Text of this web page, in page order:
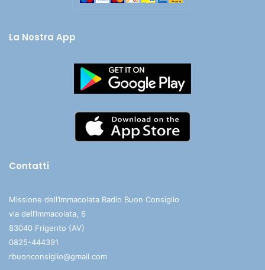
La Nostra App
Contatti
Missione dell’Immacolata Radio Buon Consiglio
via dell’Immacolata, 6
83040 Frigento (AV)
0825-444391
rbuonconsiglio@gmail.com